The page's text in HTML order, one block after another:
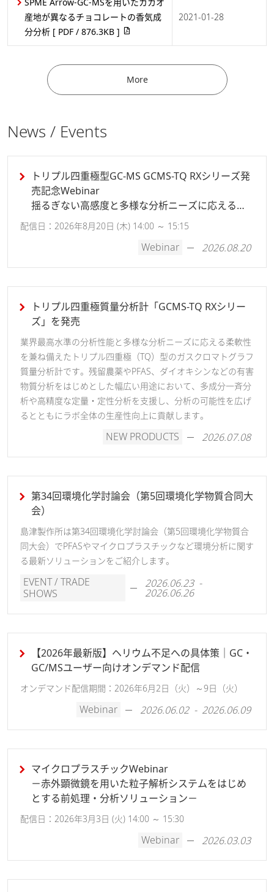
におい分析｜サンプリング選択のポイント
ガスクロマトグラフ質量分析計(GC-MS)
​日本酒の劣化臭を全自動で高感度に分析
SPME Arrow-GC-MSを用いたカカオ
産地が異なるチョコレートの香気成
分分析 [ PDF / 876.3KB ]
2021-01-28
More
News / Events
トリプル四重極型GC-MS GCMS-TQ RXシリーズ発
売記念Webinar
揺るぎない高感度と多様な分析ニーズに応える柔
軟性
配信日：2026年8月20日 (木) 14:00 ～ 15:15
Webinar 2026.08.20
トリプル四重極質量分析計「GCMS-TQ RXシリー
ズ」を発売
業界最高水準の分析性能と多様な分析ニーズに応える柔軟性
を兼ね備えたトリプル四重極（TQ）型のガスクロマトグラフ
質量分析計です。残留農薬やPFAS、ダイオキシンなどの有害
物質分析をはじめとした幅広い用途において、多成分一斉分
析や高精度な定量・定性分析を支援し、分析の可能性を広げ
るとともにラボ全体の生産性向上に貢献します。
NEW PRODUCTS 2026.07.08
第34回環境化学討論会（第5回環境化学物質合同大
会）
島津製作所は第34回環境化学討論会（第5回環境化学物質合
同大会）でPFASやマイクロプラスチックなど環境分析に関す
る最新ソリューションをご紹介します。
EVENT / TRADE
SHOWS
2026.06.23 -
2026.06.26
【2026年最新版】ヘリウム不足への具体策｜GC・
GC/MSユーザー向けオンデマンド配信
オンデマンド配信期間：2026年6月2日（火）～9日（火）
Webinar 2026.06.02 - 2026.06.09
マイクロプラスチックWebinar
－赤外顕微鏡を用いた粒子解析システムをはじめ
とする前処理・分析ソリューション－
配信日：2026年3月3日 (火) 14:00 ～ 15:30
Webinar 2026.03.03